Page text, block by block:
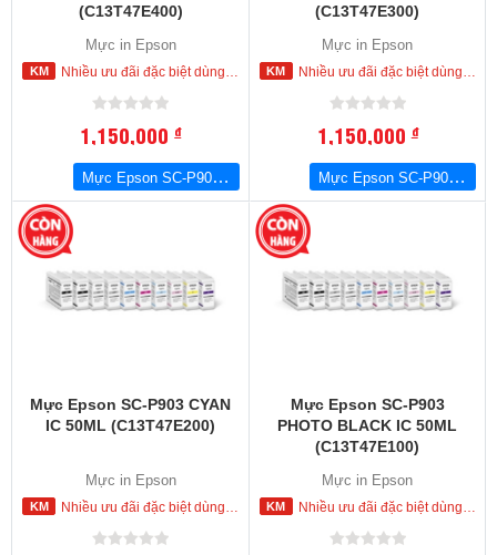
(C13T47E400)
Mực in Epson
Nhiều ưu đãi đặc biệt dùng cho khách hàng đặt mua ngay trong hôm nay
1,150,000đ
Mực Epson SC-P903 YELLOW IC 50ML (C13T47E400)
(C13T47E300)
Mực in Epson
Nhiều ưu đãi đặc biệt dùng cho khách hàng đặt mua ngay trong hôm nay
1,150,000đ
Mực Epson SC-P903 VIVID MAGENTA IC 50ML (C13T47E300)
Mực Epson SC-P903 CYAN
IC 50ML (C13T47E200)
Mực in Epson
Nhiều ưu đãi đặc biệt dùng cho khách hàng đặt mua ngay trong hôm nay
Mực Epson SC-P903
PHOTO BLACK IC 50ML
(C13T47E100)
Mực in Epson
Nhiều ưu đãi đặc biệt dùng cho khách hàng đặt mua ngay trong hôm nay